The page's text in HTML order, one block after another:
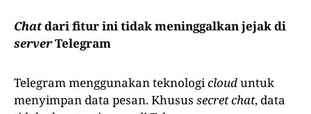
Chatdari fitur ini tidak meninggalkan jejak di
serverTelegram
Telegram menggunakan teknologiclouduntuk
menyimpan data pesan. Khusus secret chat, data